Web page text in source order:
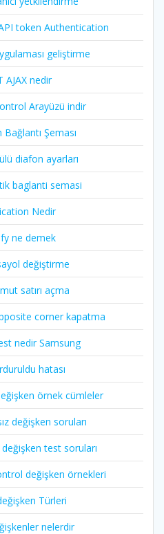
token Authentication
geliştirme
AJAX nedir
Arayüzü indir
Şeması
diafon ayarları
baglanti semasi
Nedir
ne demek
değiştirme
satırı açma
corner kapatma
nedir Samsung
hatası
örnek cümleler
değişken soruları
değişken test soruları
değişken örnekleri
Türleri
nelerdir